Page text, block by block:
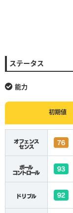
ステータス
能力
初期値